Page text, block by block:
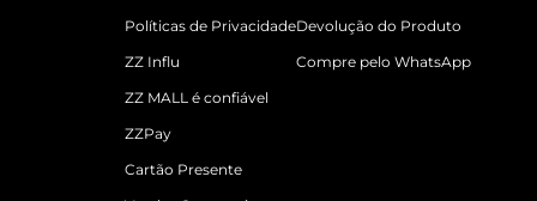
Políticas de Privacidade
ZZ Influ
ZZ MALL é confiável
ZZPay
Cartão Presente
Devolução do Produto
Compre pelo WhatsApp